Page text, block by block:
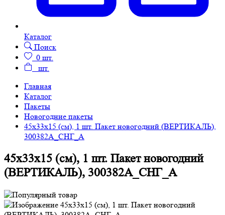
Каталог
Поиск
0 шт.
шт.
Главная
Каталог
Пакеты
Новогодние пакеты
45х33х15 (см), 1 шт. Пакет новогодний (ВЕРТИКАЛЬ),
300382А_СНГ_А
45х33х15 (см), 1 шт. Пакет новогодний
(ВЕРТИКАЛЬ), 300382А_СНГ_А